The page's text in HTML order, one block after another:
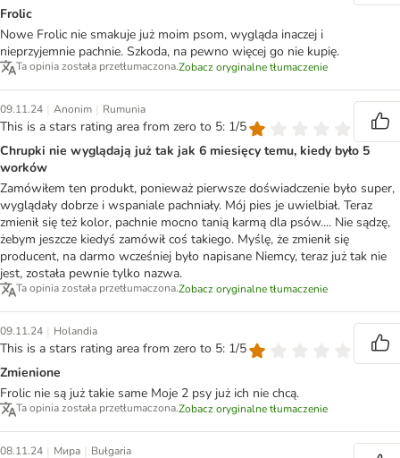
Frolic
Nowe Frolic nie smakuje już moim psom, wygląda inaczej i
nieprzyjemnie pachnie. Szkoda, na pewno więcej go nie kupię.
Ta opinia została przetłumaczona.Zobacz oryginalne tłumaczenie
09.11.24 | Anonim | Rumunia
This is a stars rating area from zero to 5: 1/5
Chrupki nie wyglądają już tak jak 6 miesięcy temu, kiedy było 5
worków
Zamówiłem ten produkt, ponieważ pierwsze doświadczenie było super,
wyglądały dobrze i wspaniale pachniały. Mój pies je uwielbiał. Teraz
zmienił się też kolor, pachnie mocno tanią karmą dla psów.... Nie sądzę,
żebym jeszcze kiedyś zamówił coś takiego. Myślę, że zmienił się
producent, na darmo wcześniej było napisane Niemcy, teraz już tak nie
jest, została pewnie tylko nazwa.
Ta opinia została przetłumaczona.Zobacz oryginalne tłumaczenie
09.11.24 | Holandia
This is a stars rating area from zero to 5: 1/5
Zmienione
Frolic nie są już takie same Moje 2 psy już ich nie chcą.
Ta opinia została przetłumaczona.Zobacz oryginalne tłumaczenie
08.11.24 | Мира | Bułgaria